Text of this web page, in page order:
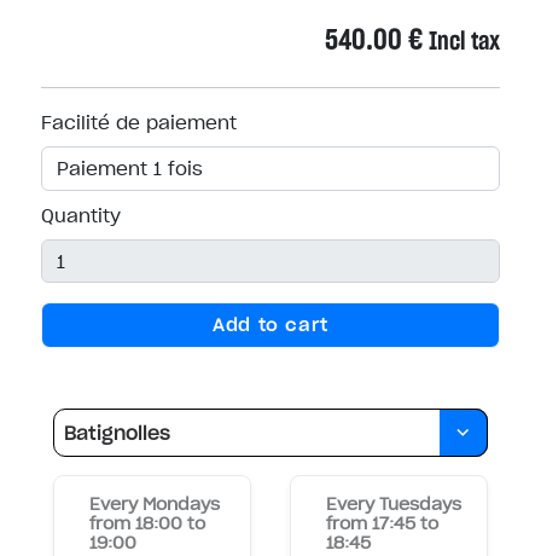
Batignolles
Every Mondays
from 18:00 to
19:00
Every Tuesdays
from 17:45 to
18:45
540.00 € Incl tax
Facilité de paiement
Quantity
Add to cart